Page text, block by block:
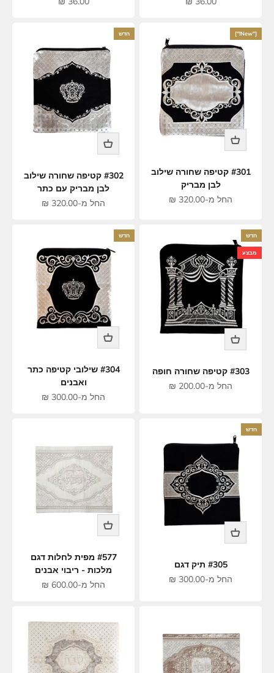
["New!"]
#301 קטיפה שחורה שילוב
לבן מבריק
מחיר מבצע
החל מ-320.00 ₪
חדש
#302 קטיפה שחורה שילוב
לבן מבריק עם כתר
מחיר מבצע
החל מ-320.00 ₪
חדש
מבצע
#303 קטיפה שחורה חופה
מחיר מבצע
החל מ-200.00 ₪
חדש
#304 שילובי קטיפה כתר
ואבנים
מחיר מבצע
החל מ-300.00 ₪
חדש
#305 תיק דגם
מחיר מבצע
החל מ-300.00 ₪
#577 מפית לחלות דגם
מלכות - ריבוי אבנים
מחיר מבצע
החל מ-600.00 ₪